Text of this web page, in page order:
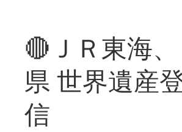
🔴ＪＲ東海
県 世界遺産
信